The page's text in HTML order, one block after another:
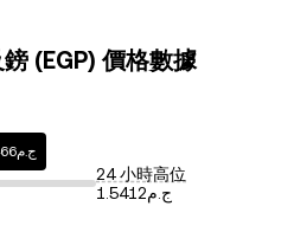
(EGP) 價格數據
實時價格：ج.م1.4466
24 小時高位
ج.م1.5412